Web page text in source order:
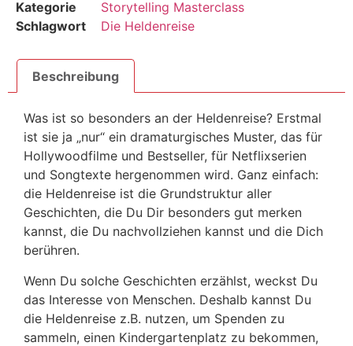
Kategorie
Storytelling Masterclass
Schlagwort
Die Heldenreise
Beschreibung
Was ist so besonders an der Heldenreise? Erstmal
ist sie ja „nur“ ein dramaturgisches Muster, das für
Hollywoodfilme und Bestseller, für Netflixserien
und Songtexte hergenommen wird. Ganz einfach:
die Heldenreise ist die Grundstruktur aller
Geschichten, die Du Dir besonders gut merken
kannst, die Du nachvollziehen kannst und die Dich
berühren.
Wenn Du solche Geschichten erzählst, weckst Du
das Interesse von Menschen. Deshalb kannst Du
die Heldenreise z.B. nutzen, um Spenden zu
sammeln, einen Kindergartenplatz zu bekommen,